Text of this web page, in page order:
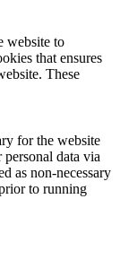
website to
that ensures
These
for the website
data via
as non-necessary
to running